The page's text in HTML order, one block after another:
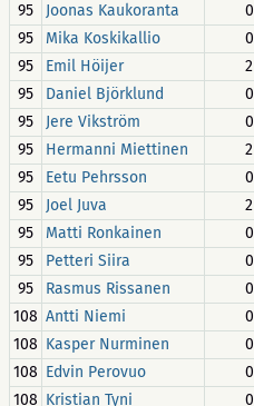
95
Joonas Kaukoranta 0
95
Mika Koskikallio 0
95
Emil Höijer 2
95
Daniel Björklund 0
95
Jere Vikström 0
95
Hermanni Miettinen 2
95
Eetu Pehrsson 0
95
Joel Juva 2
95
Matti Ronkainen 0
95
Petteri Siira 0
95
Rasmus Rissanen 0
108 Antti Niemi 0
108 Kasper Nurminen 0
108 Edvin Perovuo 0
108 Kristian Tyni 0